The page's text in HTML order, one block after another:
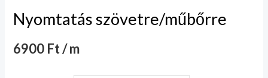
Nyomtatás szövetre/műbőrre
6900 Ft / m